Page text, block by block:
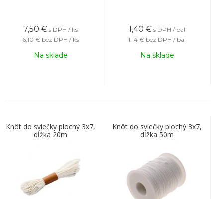
7,50 € s DPH / ks
6,10 € bez DPH / ks
Na sklade
1,40 € s DPH / bal
1,14 € bez DPH / bal
Na sklade
Knôt do sviečky plochý 3x7,
dĺžka 20m
Knôt do sviečky plochý 3x7,
dĺžka 50m